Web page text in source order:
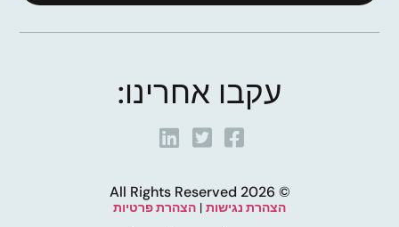
עקבו אחרינו:
© 2026 All Rights Reserved
הצהרת נגישות | הצהרת פרטיות